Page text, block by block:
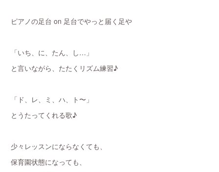
ピアノの足台 on 足台でやっと届く足や
「いち、に、たん、し…」
と言いながら、たたくリズム練習♪
「ド、レ、ミ、ハ、ト〜」
とうたってくれる歌♪
少々レッスンにならなくても、
保育園状態になっても、